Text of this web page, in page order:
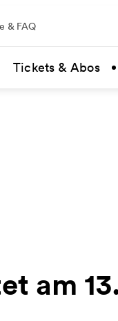
& FAQ
Tickets & Abos
am